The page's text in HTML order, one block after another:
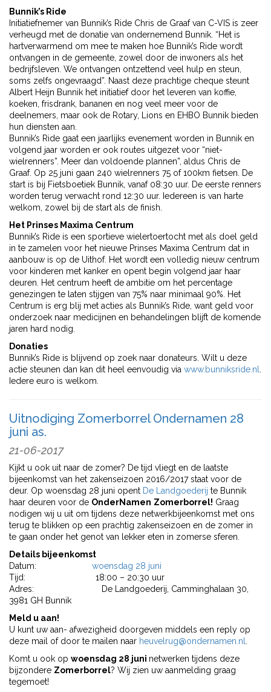
Bunnik’s Ride
Initiatiefnemer van Bunnik’s Ride Chris de Graaf van C-VIS is zeer
verheugd met de donatie van ondernemend Bunnik. “Het is
hartverwarmend om mee te maken hoe Bunnik’s Ride wordt
ontvangen in de gemeente, zowel door de inwoners als het
bedrijfsleven. We ontvangen ontzettend veel hulp en steun,
soms zelfs ongevraagd”. Naast deze prachtige cheque steunt
Albert Heijn Bunnik het initiatief door het leveren van koffie,
koeken, frisdrank, bananen en nog veel meer voor de
deelnemers, maar ook de Rotary, Lions en EHBO Bunnik bieden
hun diensten aan.
Bunnik’s Ride gaat een jaarlijks evenement worden in Bunnik en
volgend jaar worden er ook routes uitgezet voor “niet-
wielrenners”. Meer dan voldoende plannen”, aldus Chris de
Graaf. Op 25 juni gaan 240 wielrenners 75 of 100km fietsen. De
start is bij Fietsboetiek Bunnik, vanaf 08:30 uur. De eerste renners
worden terug verwacht rond 12:30 uur. Iedereen is van harte
welkom, zowel bij de start als de finish.
Het Prinses Maxima Centrum
Bunnik’s Ride is een sportieve wielertoertocht met als doel geld
in te zamelen voor het nieuwe Prinses Maxima Centrum dat in
aanbouw is op de Uithof. Het wordt een volledig nieuw centrum
voor kinderen met kanker en opent begin volgend jaar haar
deuren. Het centrum heeft de ambitie om het percentage
genezingen te laten stijgen van 75% naar minimaal 90%. Het
Centrum is erg blij met acties als Bunnik’s Ride, want geld voor
onderzoek naar medicijnen en behandelingen blijft de komende
jaren hard nodig.
Donaties
Bunnik’s Ride is blijvend op zoek naar donateurs. Wilt u deze
actie steunen dan kan dit heel eenvoudig via www.bunniksride.nl.
Iedere euro is welkom.
Uitnodiging Zomerborrel Ondernamen 28
juni as.
21-06-2017
Kijkt u ook uit naar de zomer? De tijd vliegt en de laatste
bijeenkomst van het zakenseizoen 2016/2017 staat voor de
deur. Op woensdag 28 juni opent De Landgoederij te Bunnik
haar deuren voor de OnderNamen Zomerborrel! Graag
nodigen wij u uit om tijdens deze netwerkbijeenkomst met ons
terug te blikken op een prachtig zakenseizoen en de zomer in
te gaan onder het genot van lekker eten in zomerse sferen.
Details bijeenkomst
Datum: woensdag 28 juni
Tijd: 18:00 – 20:30 uur
Adres: De Landgoederij, Camminghalaan 30,
3981 GH Bunnik
Meld u aan!
U kunt uw aan- afwezigheid doorgeven middels een reply op
deze mail of door te mailen naar heuvelrug@ondernamen.nl.
Komt u ook op woensdag 28 juni netwerken tijdens deze
bijzondere Zomerborrel? Wij zien uw aanmelding graag
tegemoet!